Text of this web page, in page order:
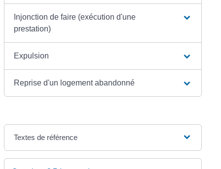
Injonction de faire (exécution d'une
prestation)
Expulsion
Reprise d'un logement abandonné
Textes de référence